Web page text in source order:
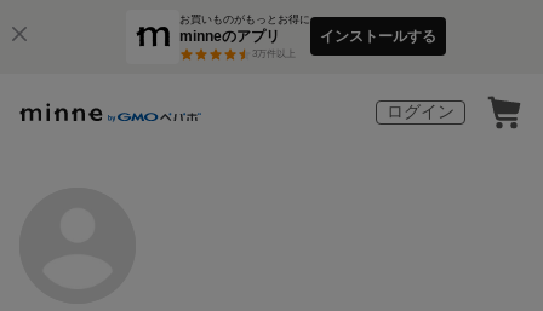
お買いものがもっとお得に
minneのアプリ
3万件以上
インストールする
ログイン